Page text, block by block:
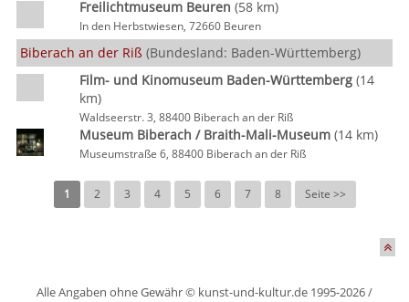
Freilichtmuseum Beuren (58 km)
In den Herbstwiesen, 72660 Beuren
Biberach an der Riß (Bundesland: Baden-Württemberg)
Film- und Kinomuseum Baden-Württemberg(14
km)
Waldseerstr. 3, 88400 Biberach an der Riß
Museum Biberach / Braith-Mali-Museum(14 km)
Museumstraße 6, 88400 Biberach an der Riß
1 2 3 4 5 6 7 8 Seite >>
Alle Angaben ohne Gewähr © kunst-und-kultur.de 1995-2026 /